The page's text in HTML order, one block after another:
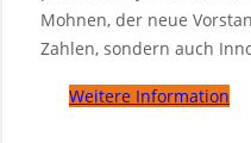
Mohnen, der neue
Zahlen, sondern auch
Weitere Information